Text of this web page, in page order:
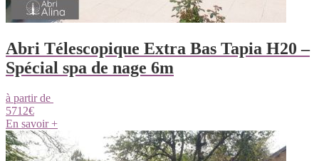
Abri Télescopique Extra Bas Tapia H20 –
Spécial spa de nage 6m
à partir de
5712€
En savoir +